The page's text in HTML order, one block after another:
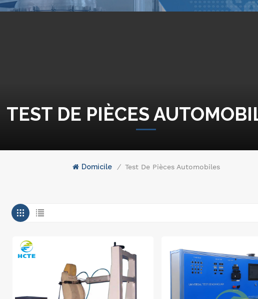
TEST DE PIÈCES
Domicile / Test De Pièces Automobiles